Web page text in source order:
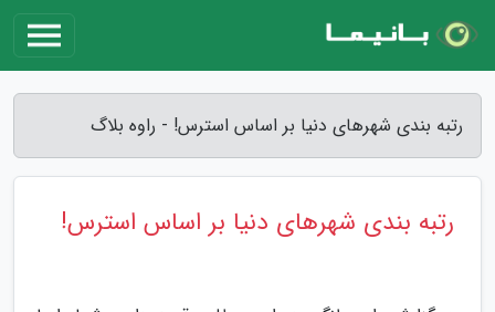
رتبه بندی شهرهای دنیا بر اساس استرس! - راوه بلاگ
رتبه بندی شهرهای دنیا بر اساس استرس!